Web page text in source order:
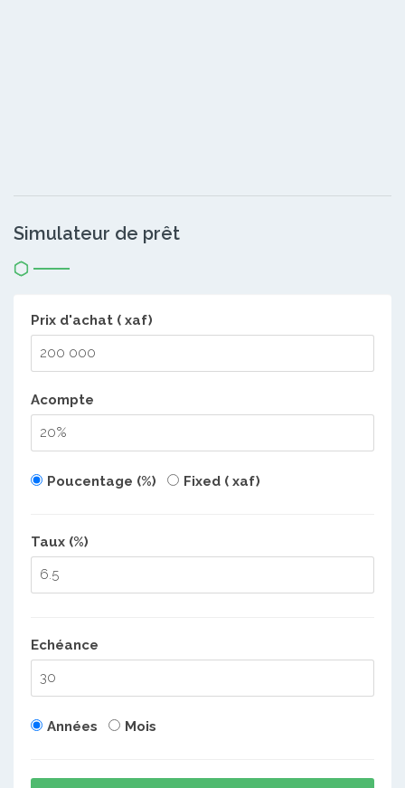
Simulateur de prêt
Prix d'achat ( xaf)
Acompte
Poucentage (%) Fixed ( xaf)
Taux (%)
Echéance
Années Mois